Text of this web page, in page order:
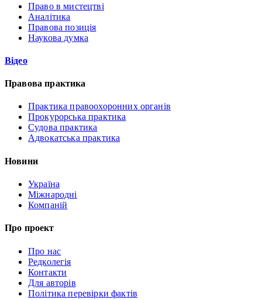
Право в мистецтві
Аналітика
Правова позиція
Наукова думка
Відео
Правова практика
Практика правоохоронних органів
Прокурорська практика
Судова практика
Адвокатська практика
Новини
Україна
Міжнародні
Компаній
Про проект
Про нас
Редколегія
Контакти
Для авторів
Політика перевірки фактів